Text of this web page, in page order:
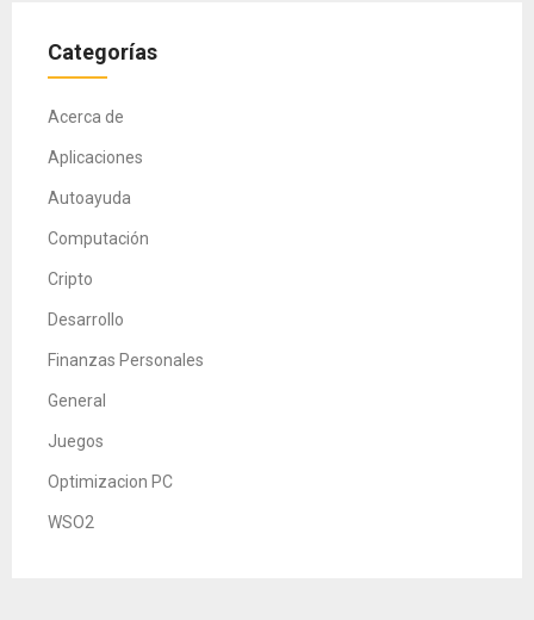
Categorías
Acerca de
Aplicaciones
Autoayuda
Computación
Cripto
Desarrollo
Finanzas Personales
General
Juegos
Optimizacion PC
WSO2